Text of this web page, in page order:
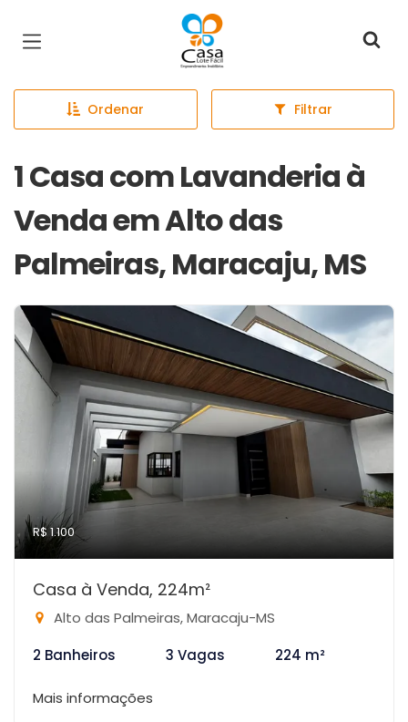
Página inicial
Ordenar Filtrar
1 Casa com Lavanderia à
Venda em Alto das
Palmeiras, Maracaju, MS
R$ 1.100
Casa à Venda, 224m²
Alto das Palmeiras, Maracaju-MS
2 Banheiros
3 Vagas 224 m²
Mais informações